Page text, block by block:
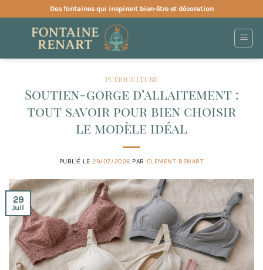
au
contenu
Des fontaines qui inspirent bien-être et décoration
PUÉRICULTURE
Soutien-gorge d’allaitement :
tout savoir pour bien choisir
le modèle idéal
PUBLIÉ LE29/07/2026 PAR CLEMENT RENART
29
Juil